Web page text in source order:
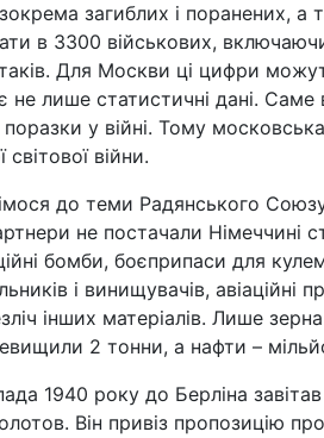
загиблих і поранених,
в 3300 військових,
Для Москви ці цифри
не лише статистичні дані.
у війні. Тому
війни.
до теми Радянського
не постачали Німеччині
бомби, боєприпаси для
і винищувачів, авіаційні
інших матеріалів. Лише
2 тонни, а нафти –
1940 року до Берліна
Він привіз пропозицію